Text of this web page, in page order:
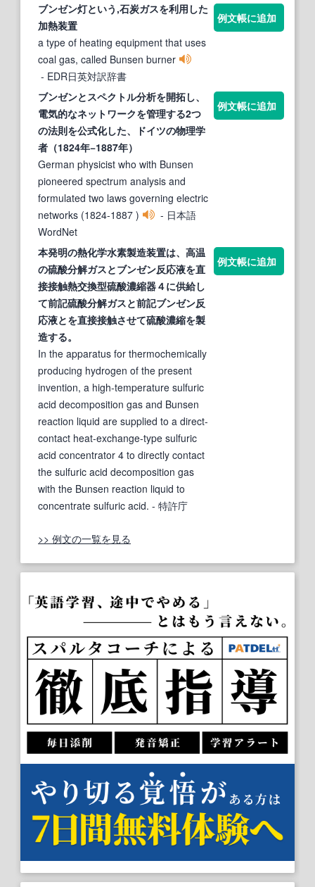
ブンゼン灯という,石炭ガスを利用した
加熱装置
a type of heating equipment that uses
coal gas, called Bunsen burner
- EDR日英対訳辞書
例文帳に追加
ブンゼンとスペクトル分析を開拓し、
電気的なネットワークを管理する2つ
の法則を公式化した、ドイツの物理学
者（1824年−1887年）
German physicist who with Bunsen
pioneered spectrum analysis and
formulated two laws governing electric
networks (1824-1887 )
- 日本語
WordNet
例文帳に追加
本発明の熱化学水素製造装置は、高温
の硫酸分解ガスとブンゼン反応液を直
接接触熱交換型硫酸濃縮器４に供給し
て前記硫酸分解ガスと前記ブンゼン反
応液とを直接接触させて硫酸濃縮を製
造する。
In the apparatus for thermochemically
producing hydrogen of the present
invention, a high-temperature sulfuric
acid decomposition gas and Bunsen
reaction liquid are supplied to a direct-
contact heat-exchange-type sulfuric
acid concentrator 4 to directly contact
the sulfuric acid decomposition gas
with the Bunsen reaction liquid to
concentrate sulfuric acid. - 特許庁
例文帳に追加
>> 例文の一覧を見る